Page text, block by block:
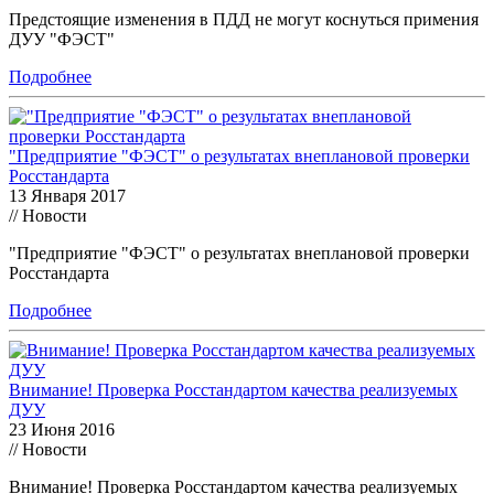
Предстоящие изменения в ПДД не могут коснуться примения
ДУУ "ФЭСТ"
Подробнее
"Предприятие "ФЭСТ" о результатах внеплановой проверки
Росстандарта
13 Января 2017
// Новости
"Предприятие "ФЭСТ" о результатах внеплановой проверки
Росстандарта
Подробнее
Внимание! Проверка Росстандартом качества реализуемых
ДУУ
23 Июня 2016
// Новости
Внимание! Проверка Росстандартом качества реализуемых